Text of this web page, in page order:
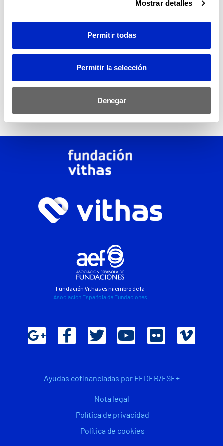
Mostrar detalles
Permitir todas
Permitir la selección
Denegar
Fundación Vithas es miembro de la
Asociación Española de Fundaciones
Ayudas cofinanciadas por FEDER/FSE+
Nota legal
Política de privacidad
Política de cookies